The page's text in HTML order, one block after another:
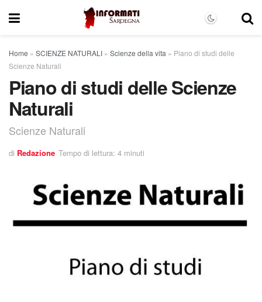
Home » SCIENZE NATURALI » Scienze della vita » Piano di studi delle
Scienze Naturali
Piano di studi delle Scienze
Naturali
Scienze Naturali
di Redazione Tempo di lettura: 4 minuti